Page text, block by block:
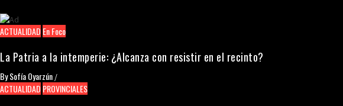
ACTUALIDAD En Foco
La Patria a la intemperie: ¿Alcanza con resistir en el recinto?
BySofía Oyarzún /
ACTUALIDAD PROVINCIALES